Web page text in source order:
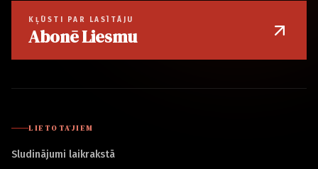
KĻŪSTI PAR LASĪTĀJU
Abonē Liesmu
LIETOTĀJIEM
Sludinājumi laikrakstā